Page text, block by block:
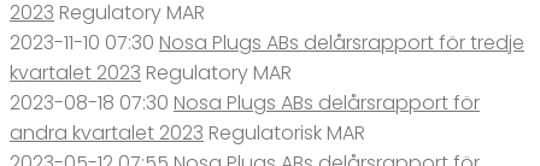
2023 Regulatory MAR
2023-11-10 07:30 Nosa Plugs ABs delårsrapport för tredje
kvartalet 2023 Regulatory MAR
2023-08-18 07:30 Nosa Plugs ABs delårsrapport för
andra kvartalet 2023 Regulatorisk MAR